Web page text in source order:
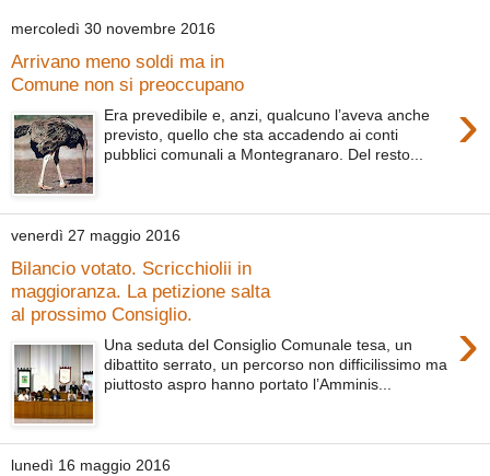
mercoledì 30 novembre 2016
Arrivano meno soldi ma in
Comune non si preoccupano
›
Era prevedibile e, anzi, qualcuno l’aveva anche
previsto, quello che sta accadendo ai conti
pubblici comunali a Montegranaro. Del resto...
venerdì 27 maggio 2016
Bilancio votato. Scricchiolii in
maggioranza. La petizione salta
al prossimo Consiglio.
›
Una seduta del Consiglio Comunale tesa, un
dibattito serrato, un percorso non difficilissimo ma
piuttosto aspro hanno portato l’Amminis...
lunedì 16 maggio 2016